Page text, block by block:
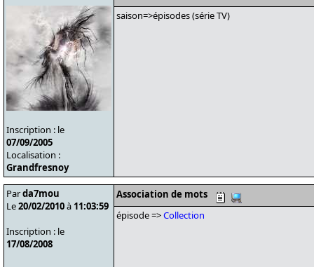
Inscription : le
07/09/2005
Localisation :
Grandfresnoy
saison=>épisodes (série TV)
Parda7mou
Le20/02/2010à 11:03:59
Inscription : le
17/08/2008
Association de mots
épisode =>Collection